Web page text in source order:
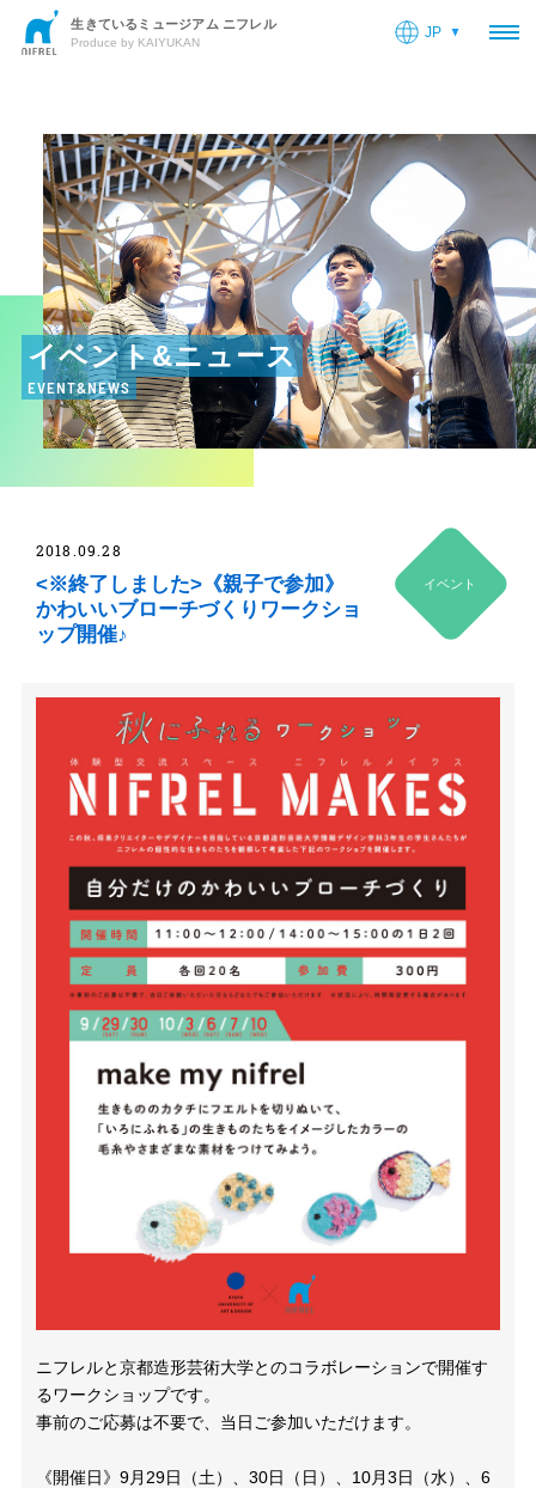
生きているミュージアム ニフレル
Produce by KAIYUKAN
JP
イベント&ニュース
EVENT&NEWS
イベント
2018.09.28
<※終了しました>《親子で参加》
かわいいブローチづくりワークショ
ップ開催♪
ニフレルと京都造形芸術大学とのコラボレーションで開催す
るワークショップです。
事前のご応募は不要で、当日ご参加いただけます。
《開催日》9月29日（土）、30日（日）、10月3日（水）、6